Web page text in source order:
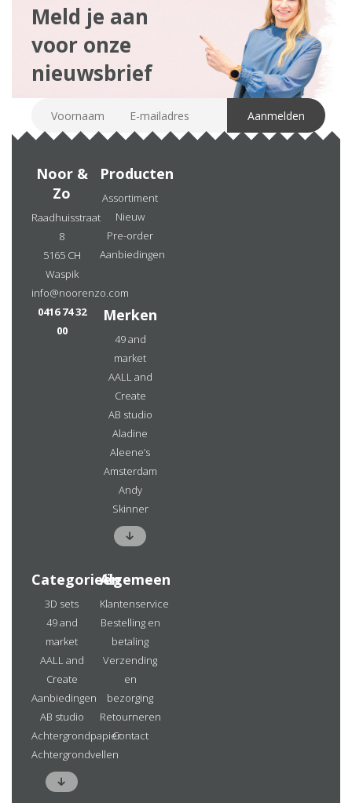
Meld je aan
voor onze
nieuwsbrief
Noor &
Zo
Raadhuisstraat
8
5165 CH
Waspik
info@noorenzo.com
0416 74 32
00
Producten
Assortiment
Nieuw
Pre-order
Aanbiedingen
Merken
49 and
market
AALL and
Create
AB studio
Aladine
Aleene’s
Amsterdam
Andy
Skinner
Categorieën
3D sets
49 and
market
AALL and
Create
Aanbiedingen
AB studio
Achtergrondpapier
Achtergrondvellen
Algemeen
Klantenservice
Bestelling en
betaling
Verzending
en
bezorging
Retourneren
Contact